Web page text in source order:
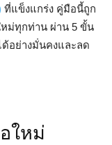
ที่แข็งแกร่ง คู่มือนี้ถูก
ม่ทุกท่าน ผ่าน 5 ขั้น
อย่างมั่นคงและลด
ใหม่